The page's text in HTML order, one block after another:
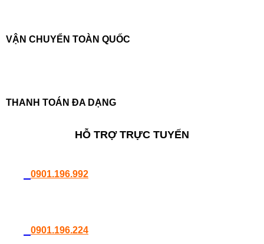
VẬN CHUYỂN TOÀN QUỐC
THANH TOÁN ĐA DẠNG
HỖ TRỢ TRỰC TUYẾN
0901.196.992
0901.196.224